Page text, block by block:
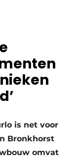
is net voor
Bronkhorst
omvat